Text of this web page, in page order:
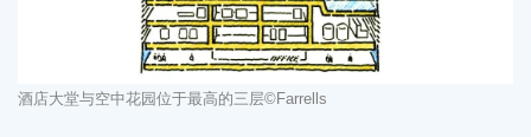
酒店大堂与空中花园位于最高的三层©Farrells